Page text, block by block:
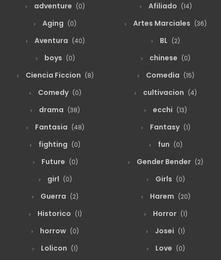
Capitulo 49 agosto 19, 2025
Capitulo 48 agosto 19, 2025
Capitulo 47 agosto 19, 2025
Capitulo 46 agosto 19, 2025
Capitulo 45 agosto 19, 2025
Capitulo 44 agosto 19, 2025
Capitulo 43 agosto 19, 2025
adventure (0) Afiliado (14)
Aging (0) Artes Marciales (36)
Aventura (40) BL (2)
boys (0) chinese (0)
Ciencia Ficcion (8) Comedia (15)
Comedy (0) cultivacion (4)
drama (38) ecchi (13)
Fantasia (48) Fantasy (1)
fighting (0) fun (0)
Future (0) Gender Bender (2)
girl (0) Girls (0)
Guerra (2) Harem (20)
Historico (1) Horror (1)
horrow (0) Josei (1)
Lolicon (1) Love (0)